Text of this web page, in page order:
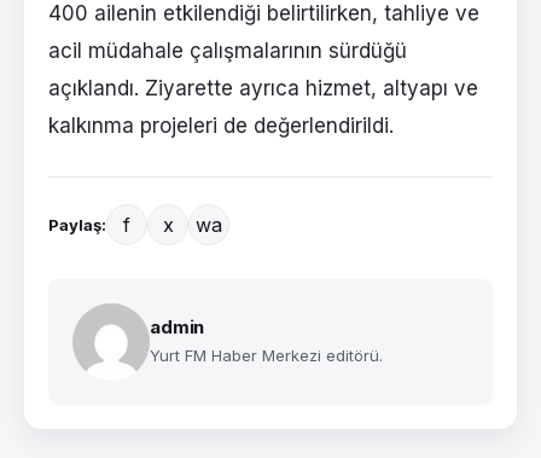
400 ailenin etkilendiği belirtilirken, tahliye ve
acil müdahale çalışmalarının sürdüğü
açıklandı. Ziyarette ayrıca hizmet, altyapı ve
kalkınma projeleri de değerlendirildi.
Paylaş: f x wa
admin
Yurt FM Haber Merkezi editörü.